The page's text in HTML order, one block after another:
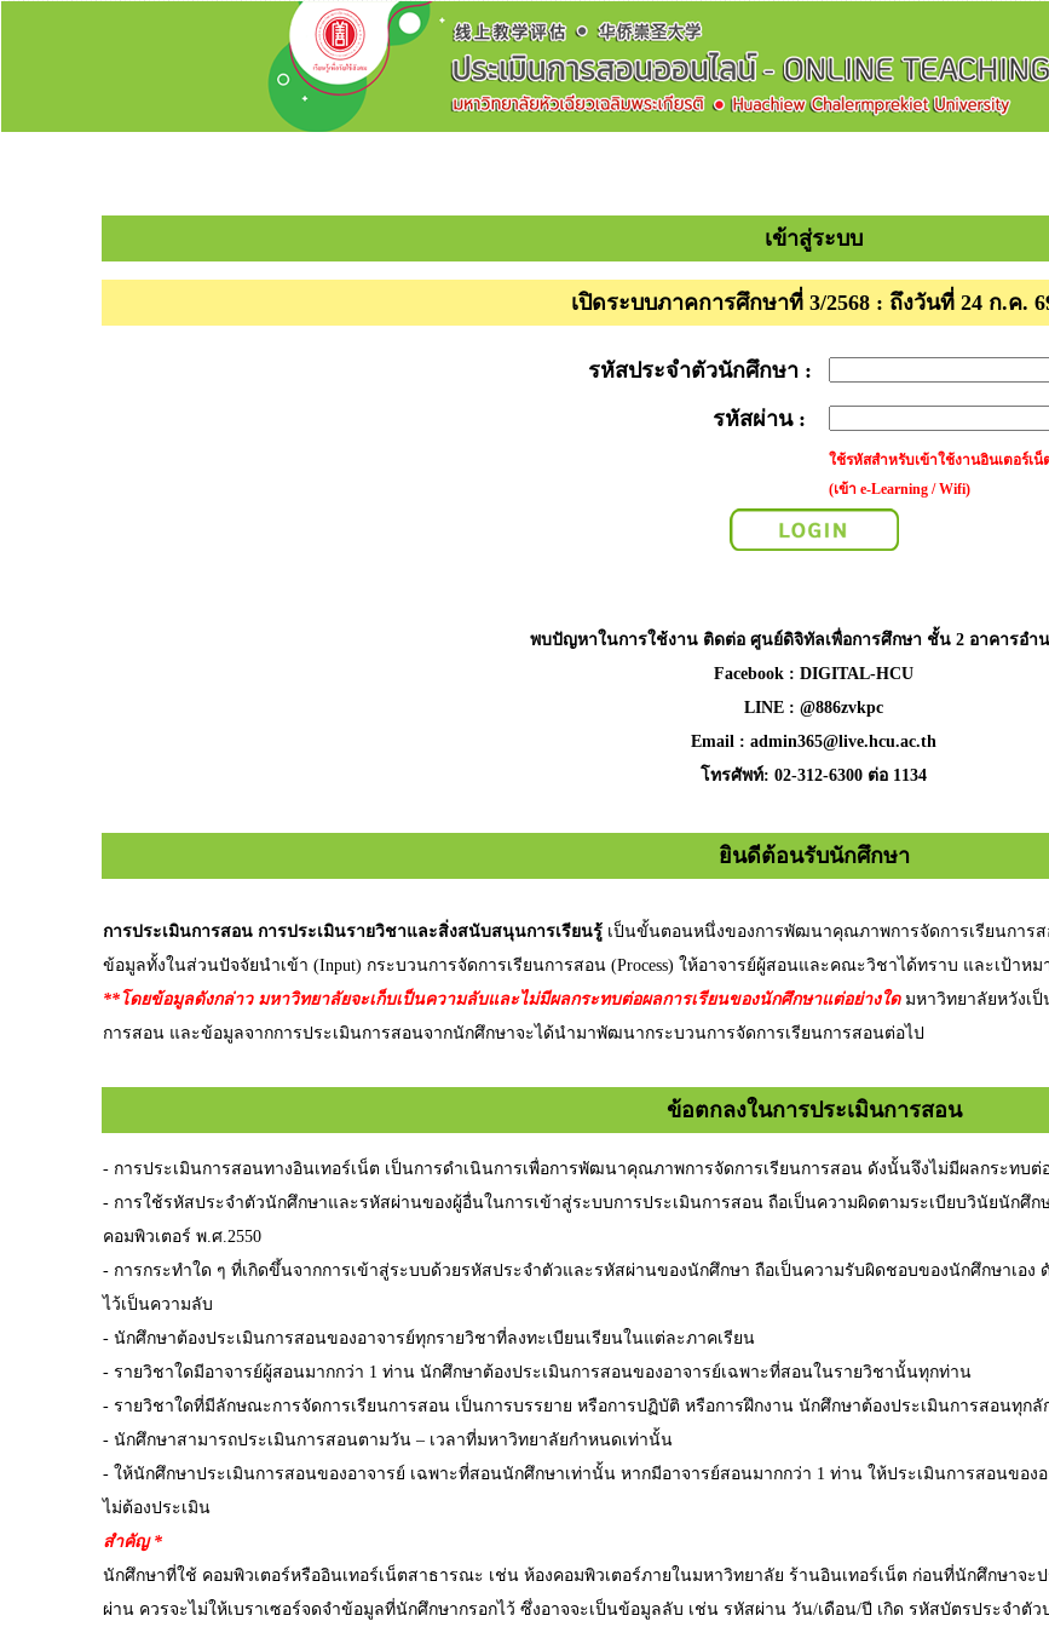
เข้าสู่ระบบ
เปิดระบบภาคการศึกษาที่ 3/2568 : ถึงวันที่ 24 ก.ค.
รหัสประจำตัวนักศึกษา :
รหัสผ่าน :
ใช้รหัสสำหรับเข้าใช้งานอินเตอร์เน็
(เข้า e-Learning / Wifi)
พบปัญหาในการใช้งาน ติดต่อ ศูนย์ดิจิทัลเพื่อการศึกษา ชั้น 2 อาคารอำ
Facebook : DIGITAL-HCU
LINE : @886zvkpc
Email : admin365@live.hcu.ac.th
โทรศัพท์: 02-312-6300 ต่อ 1134
ยินดีต้อนรับนักศึกษา
การประเมินการสอน การประเมินรายวิชาและสิ่งสนับสนุนการเรียนรู้ เป็นขั้นตอนหนึ่งของการพัฒนาคุณภาพการจัดการเรียนการ
ข้อมูลทั้งในส่วนปัจจัยนำเข้า (Input) กระบวนการจัดการเรียนการสอน (Process) ให้อาจารย์ผู้สอนและคณะวิชาได้ทราบ และเป้า
**โดยข้อมูลดังกล่าว มหาวิทยาลัยจะเก็บเป็นความลับและไม่มีผลกระทบต่อผลการเรียนของนักศึกษาแต่อย่างใดมหาวิทยาลัยหวังเป็
การสอน และข้อมูลจากการประเมินการสอนจากนักศึกษาจะได้นำมาพัฒนากระบวนการจัดการเรียนการสอนต่อไป
ข้อตกลงในการประเมินการสอน
- การประเมินการสอนทางอินเทอร์เน็ต เป็นการดำเนินการเพื่อการพัฒนาคุณภาพการจัดการเรียนการสอน ดังนั้นจึงไม่มีผลกระทบต่
- การใช้รหัสประจำตัวนักศึกษาและรหัสผ่านของผู้อื่นในการเข้าสู่ระบบการประเมินการสอน ถือเป็นความผิดตามระเบียบวินัยนักศึ
คอมพิวเตอร์ พ.ศ.2550
- การกระทำใด ๆ ที่เกิดขึ้นจากการเข้าสู่ระบบด้วยรหัสประจำตัวและรหัสผ่านของนักศึกษา ถือเป็นความรับผิดชอบของนักศึกษาเอ
ไว้เป็นความลับ
- นักศึกษาต้องประเมินการสอนของอาจารย์ทุกรายวิชาที่ลงทะเบียนเรียนในแต่ละภาคเรียน
- รายวิชาใดมีอาจารย์ผู้สอนมากกว่า 1 ท่าน นักศึกษาต้องประเมินการสอนของอาจารย์เฉพาะที่สอนในรายวิชานั้นทุกท่าน
- รายวิชาใดที่มีลักษณะการจัดการเรียนการสอน เป็นการบรรยาย หรือการปฏิบัติ หรือการฝึกงาน นักศึกษาต้องประเมินการสอนทุก
- นักศึกษาสามารถประเมินการสอนตามวัน – เวลาที่มหาวิทยาลัยกำหนดเท่านั้น
- ให้นักศึกษาประเมินการสอนของอาจารย์ เฉพาะที่สอนนักศึกษาเท่านั้น หากมีอาจารย์สอนมากกว่า 1 ท่าน ให้ประเมินการสอนขอ
ไม่ต้องประเมิน
สำคัญ *
นักศึกษาที่ใช้ คอมพิวเตอร์หรืออินเทอร์เน็ตสาธารณะ เช่น ห้องคอมพิวเตอร์ภายในมหาวิทยาลัย ร้านอินเทอร์เน็ต ก่อนที่นักศึกษาจ
ผ่าน ควรจะไม่ให้เบราเซอร์จดจำข้อมูลที่นักศึกษากรอกไว้ ซึ่งอาจจะเป็นข้อมูลลับ เช่น รหัสผ่าน วัน/เดือน/ปี เกิด รหัสบัตรประจำตั